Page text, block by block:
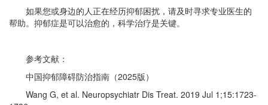
如果您或身边的人正在经历抑郁困扰，请及时寻求专业医生的
帮助。抑郁症是可以治愈的，科学治疗是关键。
参考文献：
中国抑郁障碍防治指南（2025版）
Wang G, et al. Neuropsychiatr Dis Treat. 2019 Jul 1;15:1723-